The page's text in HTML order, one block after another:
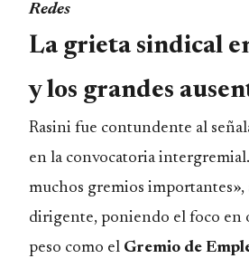
Redes
La grieta sindical
y los grandes
Rasini fue contundente al
en la convocatoria
muchos gremios
dirigente, poniendo el foco en
peso como el Gremio de